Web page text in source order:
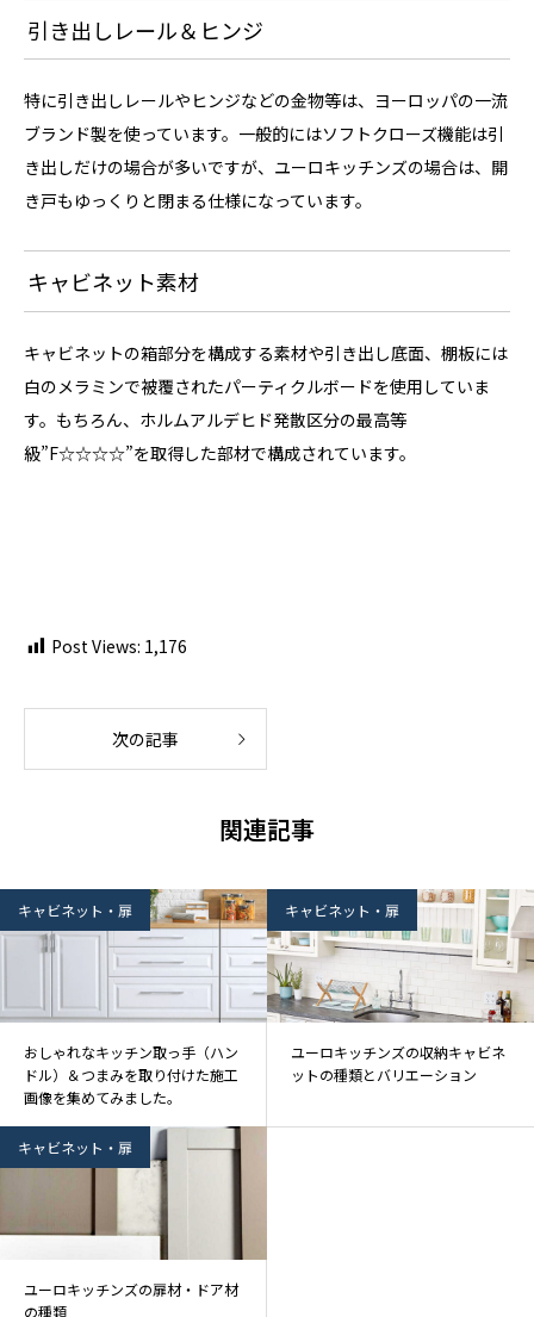
引き出しレール＆ヒンジ
特に引き出しレールやヒンジなどの金物等は、ヨーロッパの一流
ブランド製を使っています。一般的にはソフトクローズ機能は引
き出しだけの場合が多いですが、ユーロキッチンズの場合は、開
き戸もゆっくりと閉まる仕様になっています。
キャビネット素材
キャビネットの箱部分を構成する素材や引き出し底面、棚板には
白のメラミンで被覆されたパーティクルボードを使用していま
す。もちろん、ホルムアルデヒド発散区分の最高等
級”F☆☆☆☆”を取得した部材で構成されています。
Post Views: 1,176
次の記事
関連記事
キャビネット・扉
おしゃれなキッチン取っ手（ハン
ドル）＆つまみを取り付けた施工
画像を集めてみました。
キャビネット・扉
ユーロキッチンズの収納キャビネ
ットの種類とバリエーション
キャビネット・扉
ユーロキッチンズの扉材・ドア材
の種類